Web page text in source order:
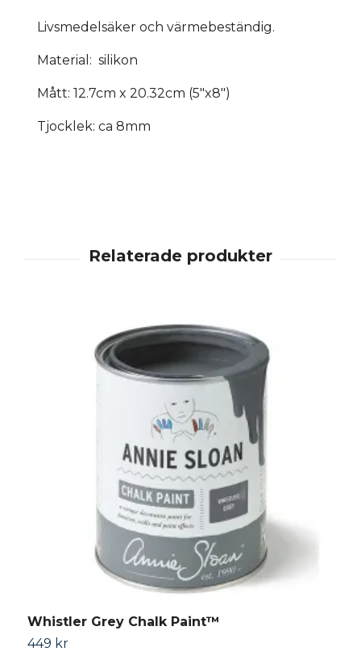
Livsmedelsäker och värmebeständig.
Material: silikon
Mått: 12.7cm x 20.32cm (5"x8")
Tjocklek: ca 8mm
Whistler Grey Chalk Paint™
449 kr